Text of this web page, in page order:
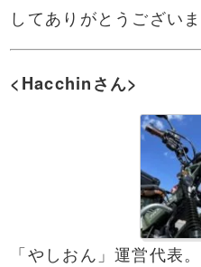
してありがとうございま
<Hacchinさん>
「やしおん」運営代表